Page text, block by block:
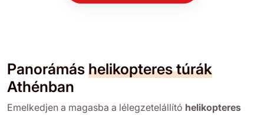
Panorámás helikopteres túrák
Athénban
Emelkedjen a magasba a lélegzetelállító helikopteres